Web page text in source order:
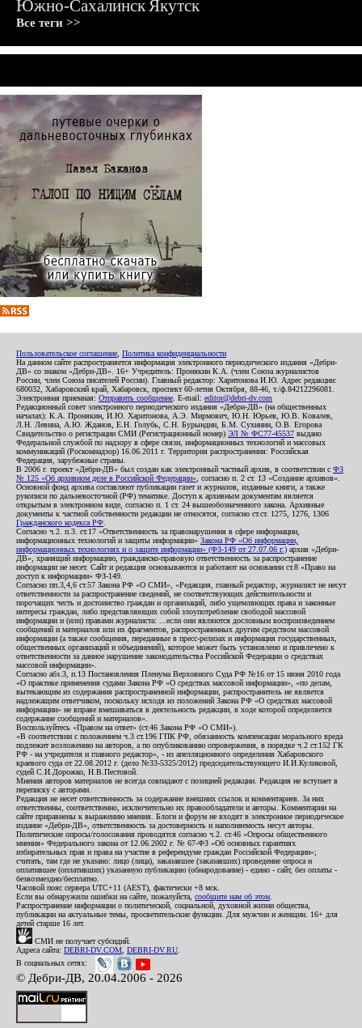
Южно-СахалинскЯкутск
Все теги >>
Пользовательское соглашение Политика конфиденциальности
На данном сайте распространяется информация электронного периодического издания «Дебри-
ДВ» со знаком «Дебри-ДВ». 16+ Учредитель: Пронякин К.А. (член Союза журналистов
России, член Союза писателей России). Главный редактор: Харитонова И.Ю. Адрес редакции:
680032, Хабаровский край, Хабаровск, проспект 60-летия Октября, 88-46, т./ф.84212296081.
Электронная приемная: Отправить сообщение . E-mail: editor@debri-dv.com
Редакционный совет электронного периодического издания «Дебри-ДВ» (на общественных
началах): К.А. Пронякин, И.Ю. Харитонова, А.Э. Мирмович, Ю.Н. Юрьев, Ю.В. Ковалев,
Л.Н. Левина, А.Ю. Жданов, Е.Н. Голубь, С.Н. Бурындин, Б.М. Сухинин, О.В. Егорова
Свидетельство о регистрации СМИ (Регистрационный номер) ЭЛ № ФС77-45537 выдано
Федеральной службой по надзору в сфере связи, информационных технологий и массовых
коммуникаций (Роскомнадзор) 16.06.2011 г. Территория распространения: Российская
Федерация, зарубежные страны.
В 2006 г. проект «Дебри-ДВ» был создан как электронный частный архив, в соответствии с ФЗ
№ 125 «Об архивном деле в Российской Федерации» , согласно п. 2 ст. 13 «Создание архивов».
Основной фонд архива составляют публикации газет и журналов, изданные книги, а также
рукописи по дальневосточной (РФ) тематике. Доступ к архивным документам является
открытым в электронном виде, согласно п. 1 ст. 24 вышеобозначенного закона. Архивные
документы к частной собственности редакции не относятся, согласно ст.ст. 1275, 1276, 1306
Гражданского кодекса РФ
Согласно ч.2. п.3. ст.17 «Ответственность за правонарушения в сфере информации,
информационных технологий и защиты информации» Закона РФ «Об информации,
информационных технологиях и о защите информации» (ФЗ-149 от 27.07.06 г.) архив «Дебри-
ДВ», хранящий информацию, гражданско-правовую ответственность за распространение
информации не несет. Сайт и редакция основываются и работают на основании ст.8 «Право на
доступ к информации» ФЗ-149.
Согласно пп.3,4,6 ст.57 Закона РФ «О СМИ», «Редакция, главный редактор, журналист не несут
ответственности за распространение сведений, не соответствующих действительности и
порочащих честь и достоинство граждан и организаций, либо ущемляющих права и законные
интересы граждан, либо представляющих собой злоупотребление свободой массовой
информации и (или) правами журналиста: ...если они являются дословным воспроизведением
сообщений и материалов или их фрагментов, распространенных другим средством массовой
информации (а также сообщения, переданные в пресс-релизах и информация государственных,
общественных организаций и объединений), которое может быть установлено и привлечено к
ответственности за данное нарушение законодательства Российской Федерации о средствах
массовой информации».
Согласно абз.3, п.13 Постановления Пленума Верховного Суда РФ №16 от 15 июня 2010 года
«О практике применения судами Закона РФ «О средствах массовой информации», «по делам,
вытекающим из содержания распространенной информации, распространитель не является
надлежащим ответчиком, поскольку исходя из положений Закона РФ «О средствах массовой
информации» не вправе вмешиваться в деятельность редакции, в ходе которой определяется
содержание сообщений и материалов».
Воспользуйтесь «Правом на ответ» (ст.46 Закона РФ «О СМИ»).
«В соответствии с положением ч.3 ст.196 ГПК РФ, обязанность компенсации морального вреда
подлежит возложению на авторов, а по опубликованию опровержения, в порядке ч.2 ст.152 ГК
РФ - на учредителя и главного редактор», - из апелляционного определения Хабаровского
краевого суда от 22.08.2012 г. (дело №33-5325/2012) председательствующего И.И.Куликовой,
судей С.И.Дорожко, Н.В.Пестовой.
Мнения авторов материалов не всегда совпадают с позицией редакции. Редакция не вступает в
переписку с авторами.
Редакция не несет ответственность за содержание внешних ссылок и комментариев. За них
ответственны, соответственно, исключительно их правообладатели и авторы. Комментарии на
сайте приравнены к выражению мнения. Блоги и форум не входят в электронное периодическое
издание «Дебри-ДВ», ответственность за достоверность и наполняемость несут авторы.
Политические опросы/голосования проводятся согласно ч.2. ст.46 «Опросы общественного
мнения» Федерального закона от 12.06.2002 г. № 67-ФЗ «Об основных гарантиях
избирательных прав и права на участие в референдуме граждан Российской Федерации»;
считать, там где не указано: лицо (лица), заказавшее (заказавших) проведение опроса и
оплатившее (оплативших) указанную публикацию (обнародование) - едино - сайт, без оплаты -
безвозмездно/бесплатно.
Часовой пояс сервера UTC+11 (AEST), фактически +8 мск.
Если вы обнаружили ошибки на сайте, пожалуйста, сообщите нам об этом
Распространение информации о политической, социальной, духовной жизни общества,
публикации на актуальные темы, просветительские функции. Для мужчин и женщин. 16+ для
детей старше 16 лет.
СМИ не получает субсидий.
Адреса сайта: DEBRI-DV.COM DEBRI-DV.RU
В социальных сетях:
© Дебри-ДВ, 20.04.2006 - 2026